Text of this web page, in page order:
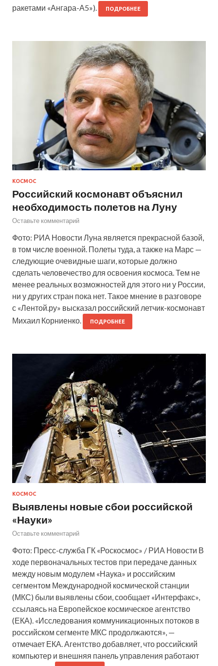
ракетами «Ангара-А5»).
ПОДРОБНЕЕ
КОСМОС
Российский космонавт объяснил
необходимость полетов на Луну
Оставьте комментарий
Фото: РИА Новости Луна является прекрасной базой,
в том числе военной. Полеты туда, а также на Марс —
следующие очевидные шаги, которые должно
сделать человечество для освоения космоса. Тем не
менее реальных возможностей для этого ни у России,
ни у других стран пока нет. Такое мнение в разговоре
с «Лентой.ру» высказал российский летчик-космонавт
Михаил Корниенко.
ПОДРОБНЕЕ
КОСМОС
Выявлены новые сбои российской
«Науки»
Оставьте комментарий
Фото: Пресс-служба ГК «Роскосмос» / РИА Новости В
ходе первоначальных тестов при передаче данных
между новым модулем «Наука» и российским
сегментом Международной космической станции
(МКС) были выявлены сбои, сообщает «Интерфакс»,
ссылаясь на Европейское космическое агентство
(ЕКА). «Исследования коммуникационных потоков в
российском сегменте МКС продолжаются», —
отмечает ЕКА. Агентство добавляет, что российский
компьютер и внешняя панель управления работают